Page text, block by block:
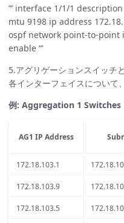
”’ interface 1/1/1
mtu 9198 ip address
ospf network point-to-point
enable “’
5.アグリゲーションスイッチ
各インターフェイスについて
例: Aggregation 1 Switches
AG1 IP Address
172.18.103.1
172.18.103.9
172.18.103.5